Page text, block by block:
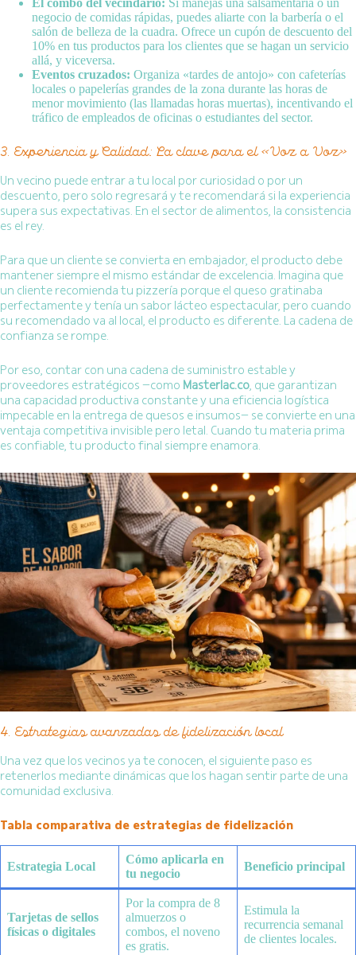
El combo del vecindario: Si manejas una salsamentaria o un
negocio de comidas rápidas, puedes aliarte con la barbería o el
salón de belleza de la cuadra. Ofrece un cupón de descuento del
10% en tus productos para los clientes que se hagan un servicio
allá, y viceversa.
Eventos cruzados: Organiza «tardes de antojo» con cafeterías
locales o papelerías grandes de la zona durante las horas de
menor movimiento (las llamadas horas muertas), incentivando el
tráfico de empleados de oficinas o estudiantes del sector.
3. Experiencia y Calidad: La clave para el «Voz a Voz»
Un vecino puede entrar a tu local por curiosidad o por un
descuento, pero solo regresará y te recomendará si la experiencia
supera sus expectativas. En el sector de alimentos, la consistencia
es el rey.
Para que un cliente se convierta en embajador, el producto debe
mantener siempre el mismo estándar de excelencia. Imagina que
un cliente recomienda tu pizzería porque el queso gratinaba
perfectamente y tenía un sabor lácteo espectacular, pero cuando
su recomendado va al local, el producto es diferente. La cadena de
confianza se rompe.
Por eso, contar con una cadena de suministro estable y
proveedores estratégicos —como Masterlac.co , que garantizan
una capacidad productiva constante y una eficiencia logística
impecable en la entrega de quesos e insumos— se convierte en una
ventaja competitiva invisible pero letal. Cuando tu materia prima
es confiable, tu producto final siempre enamora.
4. Estrategias avanzadas de fidelización local
Una vez que los vecinos ya te conocen, el siguiente paso es
retenerlos mediante dinámicas que los hagan sentir parte de una
comunidad exclusiva.
Tabla comparativa de estrategias de fidelización
Estrategia Local
Cómo aplicarla en
tu negocio
Beneficio principal
Tarjetas de sellos
físicas o digitales
Por la compra de 8
almuerzos o
combos, el noveno
es gratis.
Estimula la
recurrencia semanal
de clientes locales.